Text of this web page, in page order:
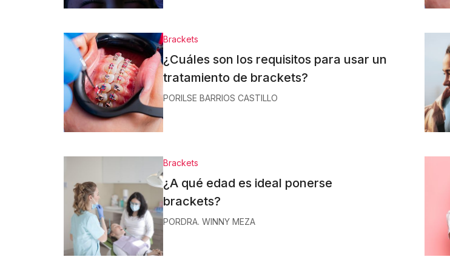
Brackets
¿Cuáles son los requisitos para usar un
tratamiento de brackets?
PORILSE BARRIOS CASTILLO
Brackets
¿A qué edad es ideal ponerse
brackets?
PORDRA. WINNY MEZA